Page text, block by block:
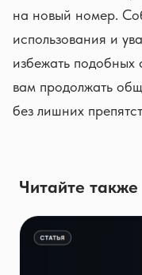
на новый номер.
использования и
избежать подобных
вам продолжать
без лишних
Читайте также